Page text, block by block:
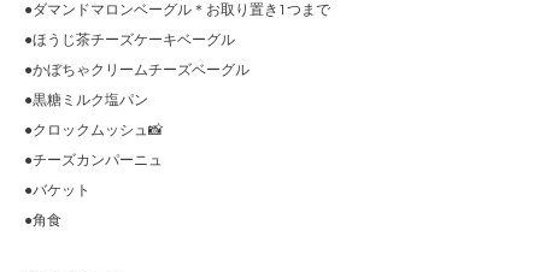
●ダマンドマロンベーグル＊お取り置き1つまで
●ほうじ茶チーズケーキベーグル
●かぼちゃクリームチーズベーグル
●黒糖ミルク塩パン
●クロックムッシュ📸
●チーズカンパーニュ
●バケット
●角食